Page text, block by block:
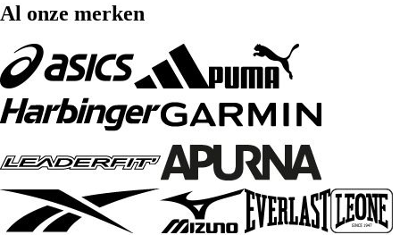
Al onze merken